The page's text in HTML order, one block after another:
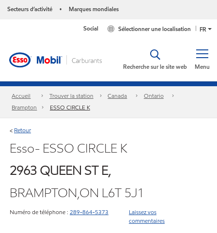
Secteurs d’activité • Marques mondiales
FR
Sélectionner une localisation
Social
Menu
Recherche sur le site web
Accueil Trouver la station Canada
Ontario
Brampton
ESSO CIRCLE K
< Retour
Esso- ESSO CIRCLE K
2963 QUEEN ST E,
BRAMPTON,ON L6T 5J1
Numéro de téléphone : 289-864-5373
Laissez vos
commentaires